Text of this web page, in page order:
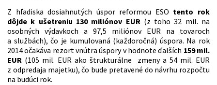
Z hľadiska dosiahnutých úspor reformou ESO tento rok
dôjde k ušetreniu 130 miliónov EUR(z toho 32 mil. na
osobných výdavkoch a 97,5 miliónov EUR na tovaroch
a službách), čo je kumulovaná (každoročná) úspora. Na rok
2014 očakáva rezort vnútra úspory v hodnote ďalších 159 mil.
EUR (105 mil. EUR ako štrukturálne zmeny a 54 mil. EUR
z odpredaja majetku), čo bude pretavené do návrhu rozpočtu
na budúci rok.